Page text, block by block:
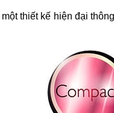
thiết kế hiện đại